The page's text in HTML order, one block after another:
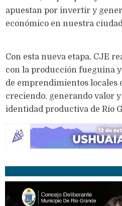
apuestan por invertir y
económico en nuestra
Con esta nueva etapa, CJE
con la producción fueguina
de emprendimientos locales
creciendo, generando valor
identidad productiva de Río